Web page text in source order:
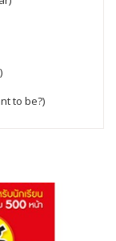
to be?)